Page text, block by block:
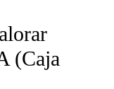
(Caja